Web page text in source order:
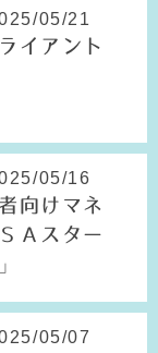
05/21
イアント
05/16
向けマネ
Ａスター
05/07